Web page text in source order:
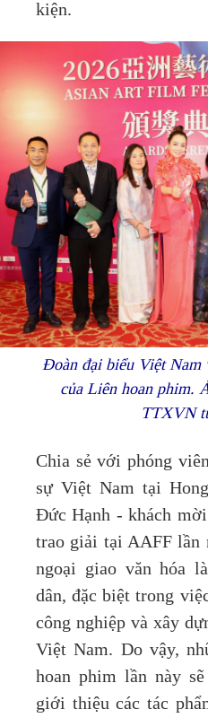
kiện.
Đoàn đại biểu Việt Nam
của Liên hoan phim.
TTXVN
Chia sẻ với phóng
sự Việt Nam tại
Đức Hạnh - khách
trao giải tại AAFF lần
ngoại giao văn hóa
dân, đặc biệt trong
công nghiệp và xây
Việt Nam. Do vậy,
hoan phim lần này
giới thiệu các tác